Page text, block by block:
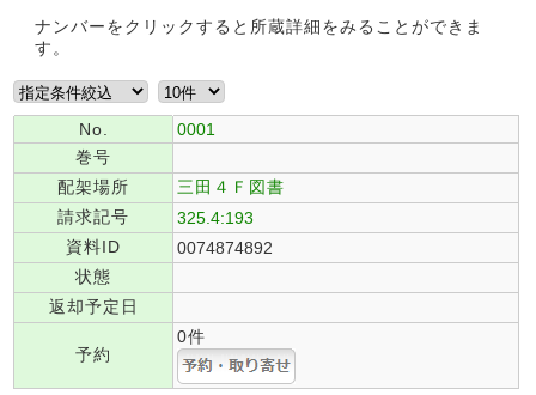
ナンバーをクリックすると所蔵詳細をみることができま
す。
No.
0001
巻号
配架場所
三田４Ｆ図書
請求記号
325.4:193
資料ID
0074874892
状態
返却予定日
予約
0件